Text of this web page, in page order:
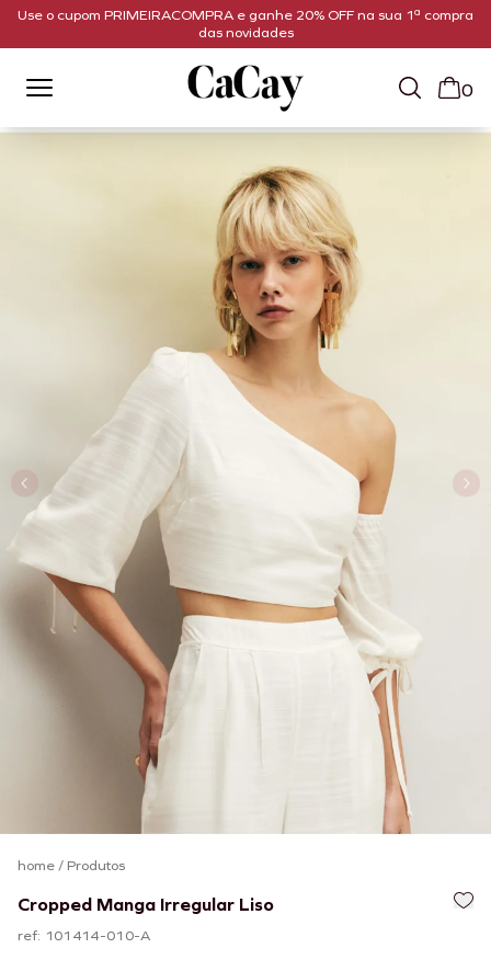
Use o cupom PRIMEIRACOMPRA e ganhe 20% OFF na sua 1ª compra
das novidades
0
home/ Produtos
Cropped Manga Irregular Liso
ref: 101414-010-A